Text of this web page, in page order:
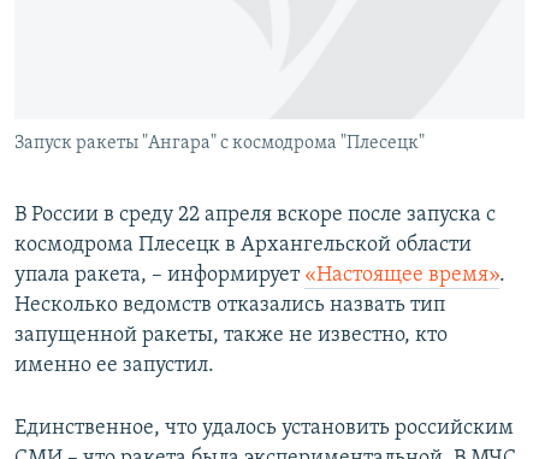
УКРАИНСКАЯ ПРОБЛЕМА КРЫМА
Запуск ракеты "Ангара" с космодрома "Плесецк"
В России в среду 22 апреля вскоре после запуска с
космодрома Плесецк в Архангельской области
упала ракета, – информирует «Настоящее время».
Несколько ведомств отказались назвать тип
запущенной ракеты, также не известно, кто
именно ее запустил.
Единственное, что удалось установить российским